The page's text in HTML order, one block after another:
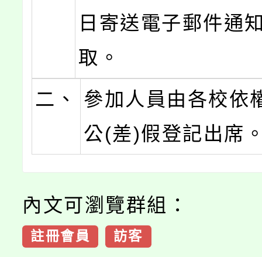
日寄送電子郵件通
取。
二、
參加人員由各校依
公(差)假登記出席
內文可瀏覽群組：
註冊會員 訪客